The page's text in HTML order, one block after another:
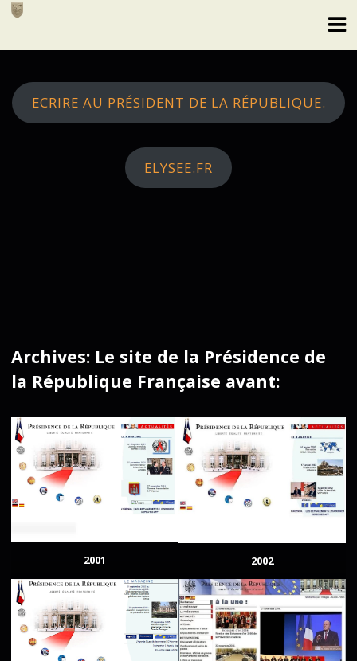
Skip
ECRIRE AU PRÉSIDENT DE LA RÉPUBLIQUE.
ELYSEE.FR
Archives: Le site de la Présidence de
la République Française avant:
2001 2002